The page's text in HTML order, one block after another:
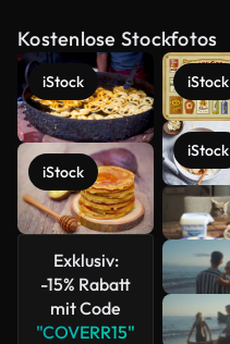
Kostenlose Stockfotos
iStock
iStock
Exklusiv:
-15% Rabatt
mit Code
"COVERR15"
iStock
iStock